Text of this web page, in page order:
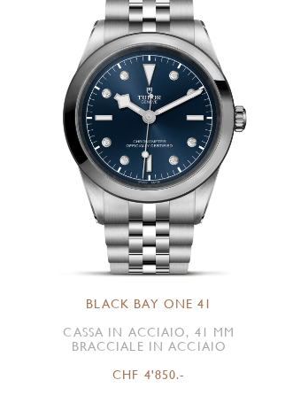
BLACK BAY ONE 41
CASSA IN ACCIAIO, 41 MM
BRACCIALE IN ACCIAIO
CHF 4'850.-